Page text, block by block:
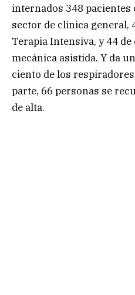
internados 348 pacientes
sector de clínica general,
Terapia Intensiva, y 44
mecánica asistida. Y da
ciento de los
parte, 66 personas se
de alta.